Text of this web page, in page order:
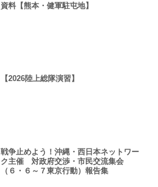
資料【熊本・健軍駐屯地】
【2026陸上総隊演習】
戦争止めよう！沖縄・西日本ネットワー
ク主催 対政府交渉・市民交流集会
（６・６～７東京行動）報告集